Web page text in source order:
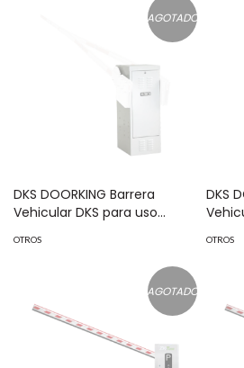
AGOTADO
DKS DOORKING Barrera
Vehicular DKS para uso
manual incluido / Soporta
pluma de hasta 8.2 metros /
Motor de 1 Hp / 5 años de
garantía MOD: 1602-090-
OTROS
DKS
años
OTROS
AGOTADO